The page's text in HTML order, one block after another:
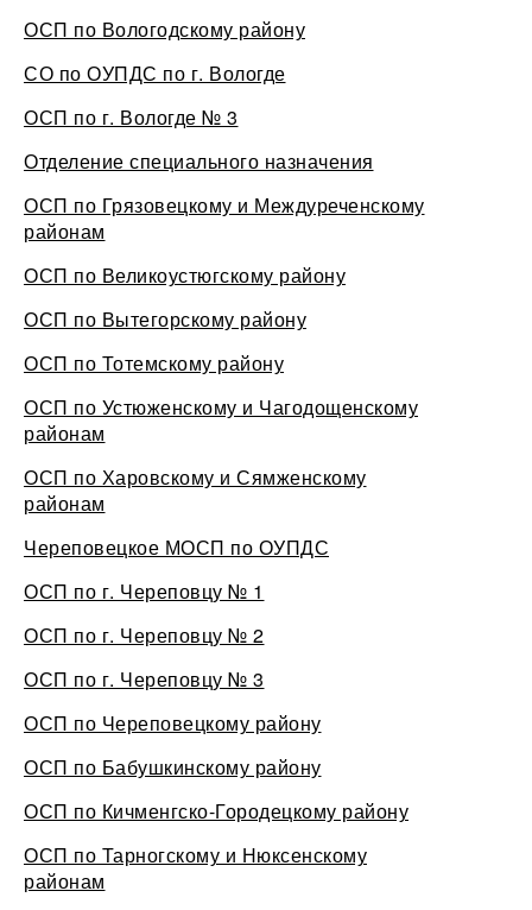
ОСП по Вологодскому району
СО по ОУПДС по г. Вологде
ОСП по г. Вологде № 3
Отделение специального назначения
ОСП по Грязовецкому и Междуреченскому
районам
ОСП по Великоустюгскому району
ОСП по Вытегорскому району
ОСП по Тотемскому району
ОСП по Устюженскому и Чагодощенскому
районам
ОСП по Харовскому и Сямженскому
районам
Череповецкое МОСП по ОУПДС
ОСП по г. Череповцу № 1
ОСП по г. Череповцу № 2
ОСП по г. Череповцу № 3
ОСП по Череповецкому району
ОСП по Бабушкинскому району
ОСП по Кичменгско-Городецкому району
ОСП по Тарногскому и Нюксенскому
районам